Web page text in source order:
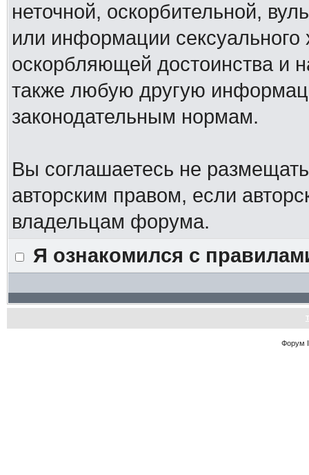
неточной, оскорбительной,
или информации
оскорбляющей достоинства и
также любую другую
законодательным нормам.
Вы соглашаетесь не
авторским правом, если
владельцам форума.
Я ознакомился с
Форум